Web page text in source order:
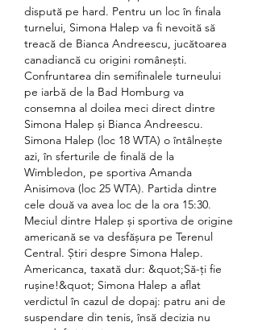
dispută pe hard. Pentru un loc în finala
turnelui, Simona Halep va fi nevoită să
treacă de Bianca Andreescu, jucătoarea
canadiancă cu origini românești.
Confruntarea din semifinalele turneului
pe iarbă de la Bad Homburg va
consemna al doilea meci direct dintre
Simona Halep și Bianca Andreescu.
Simona Halep (loc 18 WTA) o întâlnește
azi, în sferturile de finală de la
Wimbledon, pe sportiva Amanda
Anisimova (loc 25 WTA). Partida dintre
cele două va avea loc de la ora 15:30.
Meciul dintre Halep și sportiva de origine
americană se va desfășura pe Terenul
Central. Știri despre Simona Halep.
Americanca, taxată dur: &quot;Să-ți fie
rușine!&quot; Simona Halep a aflat
verdictul în cazul de dopaj: patru ani de
suspendare din tenis, însă decizia nu